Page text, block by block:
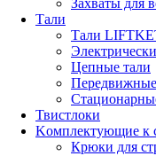
Захваты для
Тали
Тали
Цепные тали
Твистлоки
Kомплектующие к
Крюки для